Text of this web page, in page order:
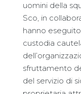
uomini della
Sco, in
hanno
custodia
sfruttamento
del servizio di